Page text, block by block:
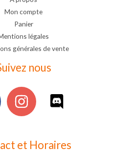
Mon compte
Panier
légales
générales de vente
nous
et Horaires